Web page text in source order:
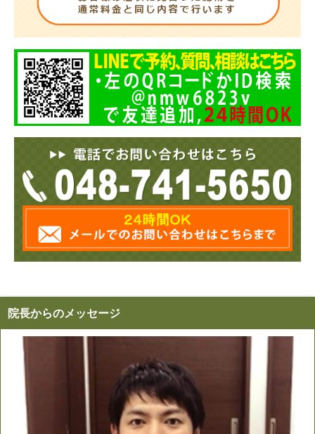
院長からのメッセージ